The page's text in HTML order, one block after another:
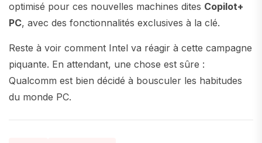
optimisé pour ces nouvelles machines dites Copilot+
PC, avec des fonctionnalités exclusives à la clé.
Reste à voir comment Intel va réagir à cette campagne
piquante. En attendant, une chose est sûre :
Qualcomm est bien décidé à bousculer les habitudes
du monde PC.